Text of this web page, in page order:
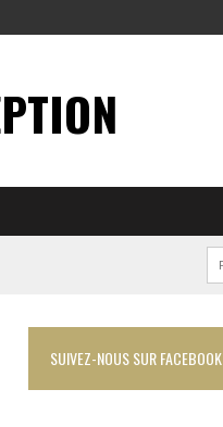
SUIVEZ-NOUS SUR FACEBOOK